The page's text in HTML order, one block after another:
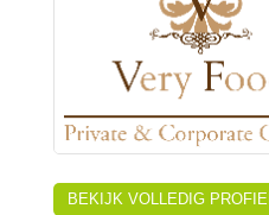
BEKIJK VOLLEDIG PROFIEL